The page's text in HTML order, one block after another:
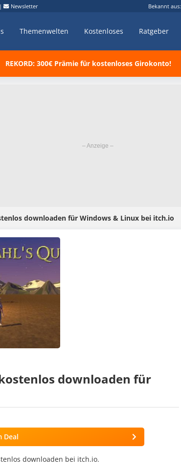
| Newsletter Bekannt aus:
Themenwelten Kostenloses Ratgeber
REKORD: 300€ Prämie für kostenloses Girokonto!
downloaden für Windows & Linux bei itch.io
kostenlos downloaden für
Deal
downloaden bei itch.io.